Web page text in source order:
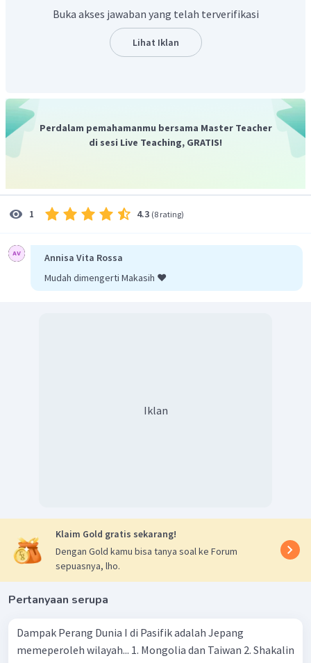
sumber minyak sangat berfungsi bagi Jepang untuk
menunjang keperluan Perang Asia Timur Raya khususnya
untuk operasional alat-alat militer.
Buka akses jawaban yang telah terverifikasi
Lihat Iklan
Perdalam pemahamanmu bersama Master Teacher
di sesi Live Teaching, GRATIS!
1 4.3 (8 rating)
Annisa Vita Rossa
Mudah dimengerti Makasih ❤️
Iklan
Klaim Gold gratis sekarang!
Dengan Gold kamu bisa tanya soal ke Forum
sepuasnya, lho.
Pertanyaan serupa
Dampak Perang Dunia I di Pasifik adalah Jepang
memeperoleh wilayah... 1. Mongolia dan Taiwan 2. Shakalin